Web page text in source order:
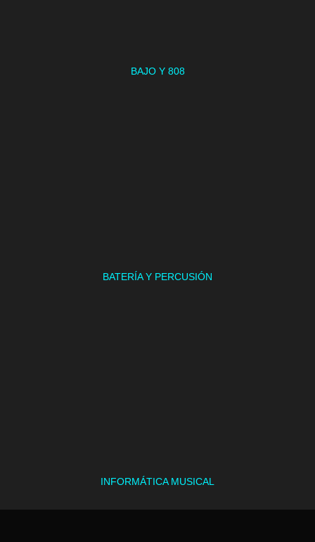
BAJO Y 808
BATERÍA Y PERCUSIÓN
INFORMÁTICA MUSICAL